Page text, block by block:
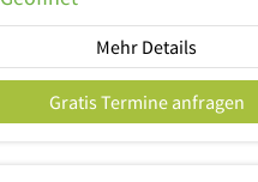
Mehr Details
Gratis Termine anfragen